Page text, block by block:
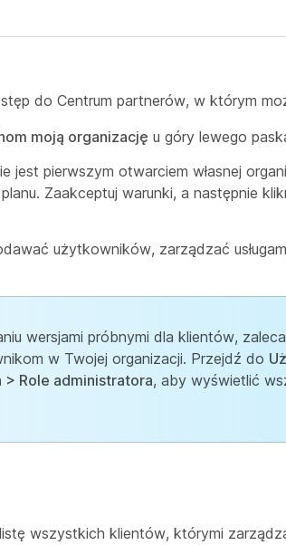
do Centrum partnerów, w którym
moją organizację u góry lewego
jest pierwszym otwarciem własnej
Zaakceptuj warunki, a następnie
użytkowników, zarządzać
wersjami próbnymi dla klientów,
w Twojej organizacji. Przejdź do
Role administratora, aby wyświetlić
wszystkich klientów, którymi